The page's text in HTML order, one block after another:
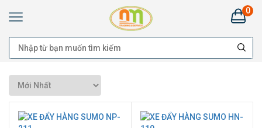
Kim
Khí
Nhật
Minh
buôn
Đại
lý
Cung
0